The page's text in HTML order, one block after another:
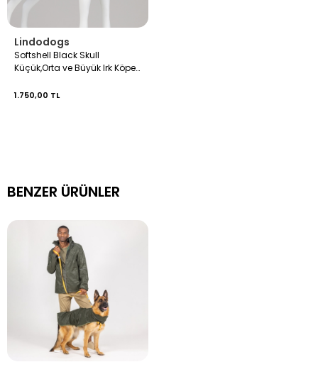
Lindodogs
Softshell Black Skull
Küçük,Orta ve Büyük Irk Köpek
1.750,00 TL
BENZER ÜRÜNLER